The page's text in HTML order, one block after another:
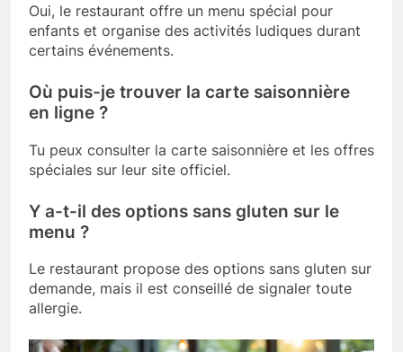
Oui, le restaurant offre un menu spécial pour
enfants et organise des activités ludiques durant
certains événements.
Où puis-je trouver la carte saisonnière
en ligne ?
Tu peux consulter la carte saisonnière et les offres
spéciales sur leur site officiel.
Y a-t-il des options sans gluten sur le
menu ?
Le restaurant propose des options sans gluten sur
demande, mais il est conseillé de signaler toute
allergie.